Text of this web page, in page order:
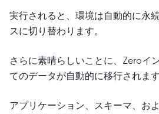
実行されると、環境は自動的に永
スに切り替わります。
さらに素晴らしいことに、Zeroイ
てのデータが自動的に移行されます
アプリケーション、スキーマ、お